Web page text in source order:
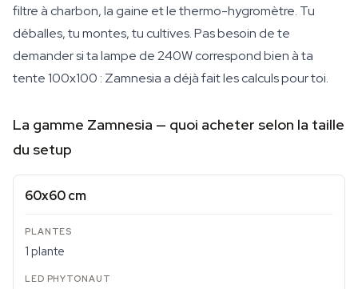
filtre à charbon, la gaine et le thermo-hygromètre. Tu
déballes, tu montes, tu cultives. Pas besoin de te
demander si ta lampe de 240W correspond bien à ta
tente 100x100 : Zamnesia a déjà fait les calculs pour toi.
La gamme Zamnesia — quoi acheter selon la taille
du setup
60x60 cm
1 plante